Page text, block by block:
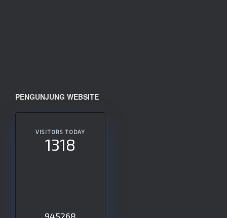
PENGUNJUNG WEBSITE
VISITORS TODAY
1318